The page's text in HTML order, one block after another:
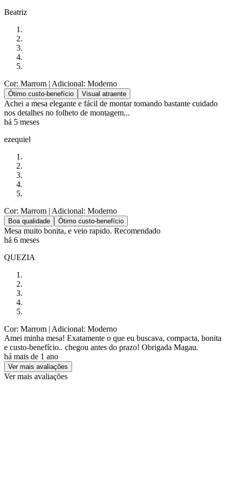
Beatriz
Cor: Marrom | Adicional: Moderno
Ótimo custo-benefício Visual atraente
Achei a mesa elegante e fácil de montar tomando bastante cuidado
nos detalhes no folheto de montagem...
há 5 meses
ezequiel
Cor: Marrom | Adicional: Moderno
Boa qualidade Ótimo custo-benefício
Mesa muito bonita, e veio rapido. Recomendado
há 6 meses
QUEZIA
Cor: Marrom | Adicional: Moderno
Amei minha mesa! Exatamente o que eu buscava, compacta, bonita
e custo-benefício.. chegou antes do prazo! Obrigada Magau.
há mais de 1 ano
Ver mais avaliações
Ver mais avaliações